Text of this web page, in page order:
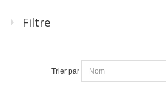
Filtre
Trier par